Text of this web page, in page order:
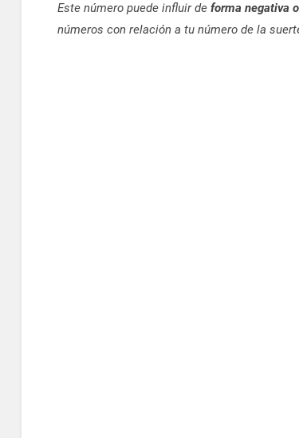
Este número puede influir de forma negativa
números con relación a tu número de la